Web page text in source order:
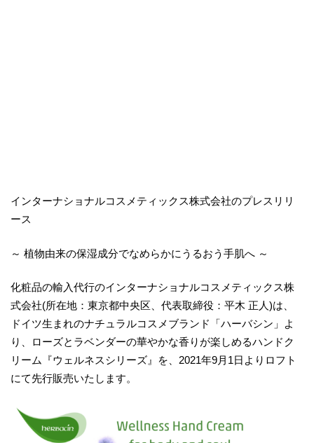
インターナショナルコスメティックス株式会社のプレスリリ
ース
～ 植物由来の保湿成分でなめらかにうるおう手肌へ ～
化粧品の輸入代行のインターナショナルコスメティックス株
式会社(所在地：東京都中央区、代表取締役：平木 正人)は、
ドイツ生まれのナチュラルコスメブランド「ハーバシン」よ
り、ローズとラベンダーの華やかな香りが楽しめるハンドク
リーム『ウェルネスシリーズ』を、2021年9月1日よりロフト
にて先行販売いたします。